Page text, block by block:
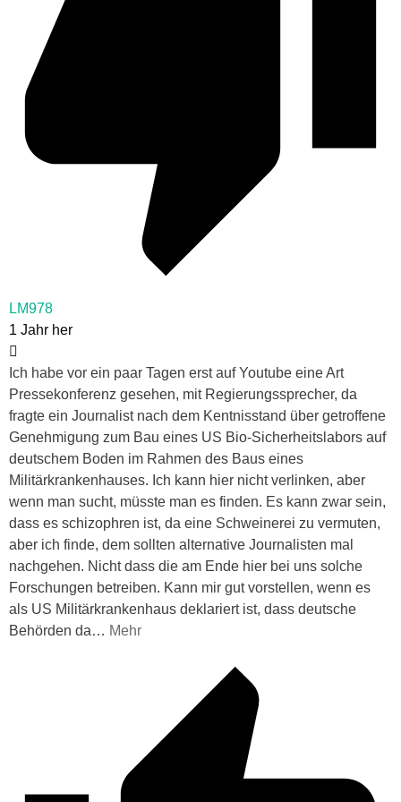
LM978
1 Jahr her
Ich habe vor ein paar Tagen erst auf Youtube eine Art
Pressekonferenz gesehen, mit Regierungssprecher, da
fragte ein Journalist nach dem Kentnisstand über getroffene
Genehmigung zum Bau eines US Bio-Sicherheitslabors auf
deutschem Boden im Rahmen des Baus eines
Militärkrankenhauses. Ich kann hier nicht verlinken, aber
wenn man sucht, müsste man es finden. Es kann zwar sein,
dass es schizophren ist, da eine Schweinerei zu vermuten,
aber ich finde, dem sollten alternative Journalisten mal
nachgehen. Nicht dass die am Ende hier bei uns solche
Forschungen betreiben. Kann mir gut vorstellen, wenn es
als US Militärkrankenhaus deklariert ist, dass deutsche
Behörden da… Mehr